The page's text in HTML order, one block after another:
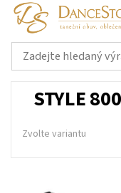
STYLE
Zvolte variantu